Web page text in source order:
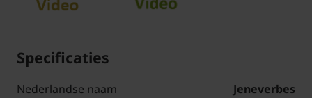
Specificaties
Nederlandse naam Jeneverbes